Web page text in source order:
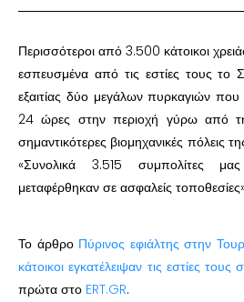
Περισσότεροι από 3.500 κάτοικοι
εσπευσμένα από τις εστίες τους το
εξαιτίας δύο μεγάλων πυρκαγιών
24 ώρες στην περιοχή γύρω από
σημαντικότερες βιομηχανικές πόλεις
«Συνολικά 3.515 συμπολίτες
μεταφέρθηκαν σε ασφαλείς
Το άρθρο Πύρινος εφιάλτης στην
κάτοικοι εγκατέλειψαν τις εστίες
πρώτα στο ERT.GR.